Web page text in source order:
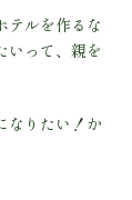
テルを作るな
いって、親を
なりたい！か